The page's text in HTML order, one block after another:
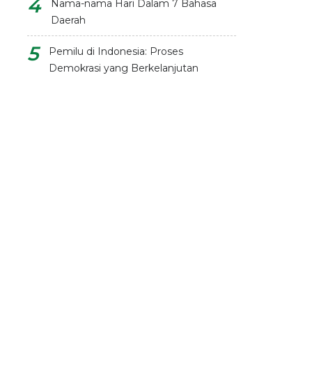
Nama-nama Hari Dalam 7 Bahasa
Daerah
Pemilu di Indonesia: Proses
Demokrasi yang Berkelanjutan